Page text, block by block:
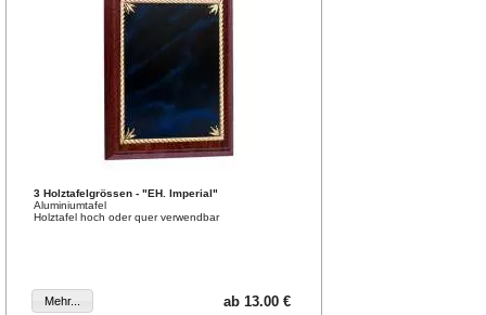
3 Holztafelgrössen - "EH. Imperial"
Aluminiumtafel
Holztafel hoch oder quer verwendbar
ab 13.00 €